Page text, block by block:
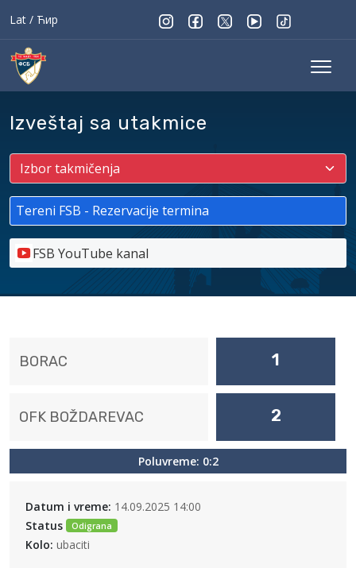
Lat / Ћир
Izveštaj sa utakmice
Tereni FSB - Rezervacije termina
FSB YouTube kanal
BORAC 1
OFK BOŽDAREVAC 2
Poluvreme: 0:2
Datum i vreme: 14.09.2025 14:00
Status
Odigrana
Kolo: ubaciti